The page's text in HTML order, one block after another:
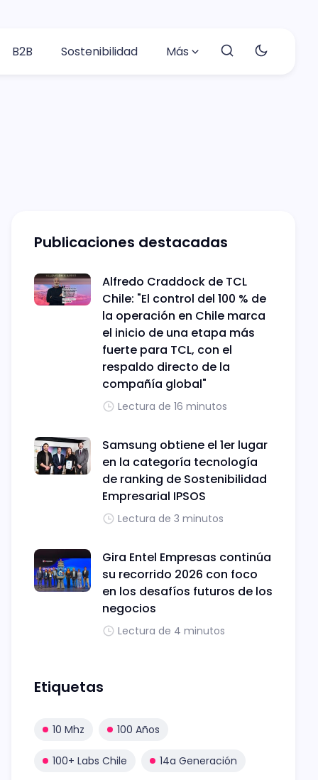
B2B Sostenibilidad Más
Publicaciones destacadas
Alfredo Craddock de TCL
Chile: "El control del 100 % de
la operación en Chile marca
el inicio de una etapa más
fuerte para TCL, con el
respaldo directo de la
compañía global"
Lectura de 16 minutos
Samsung obtiene el 1er lugar
en la categoría tecnología
de ranking de Sostenibilidad
Empresarial IPSOS
Lectura de 3 minutos
Gira Entel Empresas continúa
su recorrido 2026 con foco
en los desafíos futuros de los
negocios
Lectura de 4 minutos
Etiquetas
10 Mhz 100 Años
100+ Labs Chile 14a Generación